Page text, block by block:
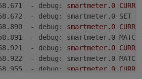
- debug: smartmeter.0
- debug: smartmeter.0 SET
- debug:
smartmeter.0
- debug: smartmeter.0 MATCH-
- debug:
smartmeter.0
- debug: smartmeter.0 MATCH-
- debug:
smartmeter.0